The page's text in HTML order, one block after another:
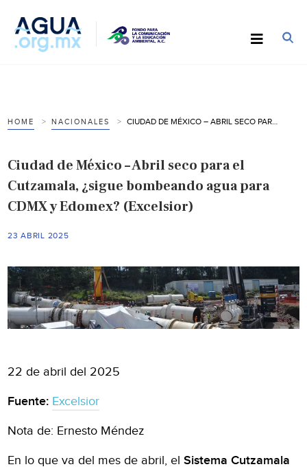
HOME NACIONALES
Ciudad de México – Abril seco para el
Cutzamala, ¿sigue bombeando agua para
CDMX y Edomex? (Excelsior)
23 ABRIL 2025
22 de abril del 2025
Fuente: Excelsior
Nota de: Ernesto Méndez
En lo que va del mes de abril, elSistema Cutzamala